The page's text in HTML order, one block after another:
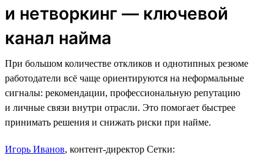
и нетворкинг — ключевой
канал найма
При большом количестве откликов и однотипных резюме
работодатели всё чаще ориентируются на неформальные
сигналы: рекомендации, профессиональную репутацию
и личные связи внутри отрасли. Это помогает быстрее
принимать решения и снижать риски при найме.
Игорь Иванов, контент-директор Сетки: